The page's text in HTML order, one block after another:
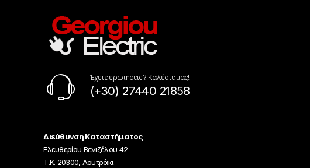
Έχετε ερωτήσεις ? Καλέστε μας!
(+30) 27440 21858
Διεύθυνση Καταστήματος
Ελευθερίου Βενιζέλου 42
Τ.Κ. 20300, Λουτράκι